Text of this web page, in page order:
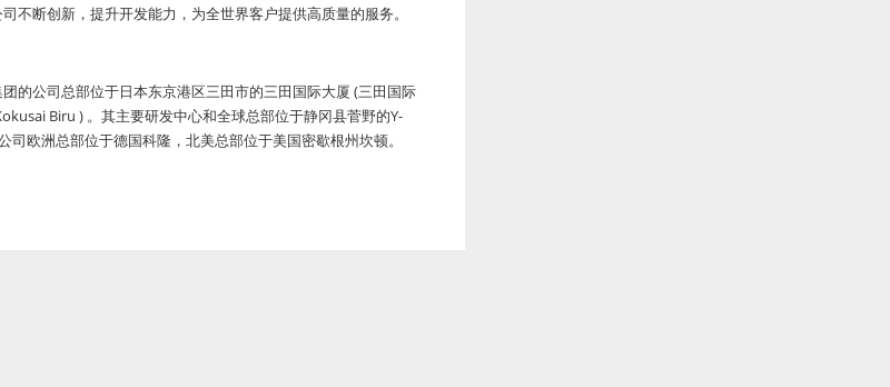
不断创新，提升开发能力，为全世界客户提供高质量的服务。
团的公司总部位于日本东京港区三田市的三田国际大厦 (三田国际
Biru ) 。其主要研发中心和全球总部位于静冈县菅野的Y-
司欧洲总部位于德国科隆，北美总部位于美国密歇根州坎顿。